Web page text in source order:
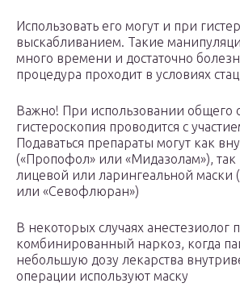
Использовать его могут и при
выскабливанием. Такие
много времени и достаточно
процедура проходит в условиях
Важно! При использовании общего
гистероскопия проводится с
Подаваться препараты могут как
(«Пропофол» или «Мидазолам»),
лицевой или ларингеальной маски
или «Севофлюран»)
В некоторых случаях анестезиолог
комбинированный наркоз, когда
небольшую дозу лекарства
операции используют маску